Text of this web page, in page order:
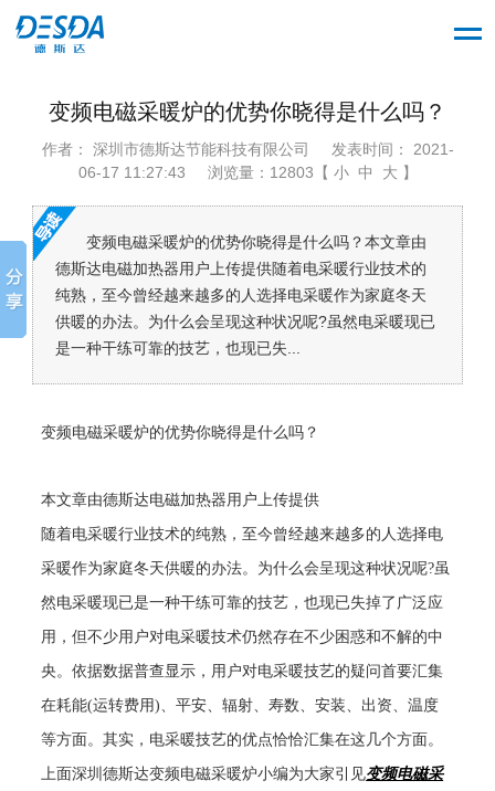
变频电磁采暖炉的优势你晓得是什么吗？
作者： 深圳市德斯达节能科技有限公司
发表时间： 2021-
06-17 11:27:43
浏览量：12803【 小 中 大 】
变频电磁采暖炉的优势你晓得是什么吗？本文章由
德斯达电磁加热器用户上传提供随着电采暖行业技术的
纯熟，至今曾经越来越多的人选择电采暖作为家庭冬天
供暖的办法。为什么会呈现这种状况呢?虽然电采暖现已
是一种干练可靠的技艺，也现已失...
变频电磁采暖炉的优势你晓得是什么吗？
本文章由德斯达电磁加热器用户上传提供
随着电采暖行业技术的纯熟，至今曾经越来越多的人选择电
采暖作为家庭冬天供暖的办法。为什么会呈现这种状况呢?虽
然电采暖现已是一种干练可靠的技艺，也现已失掉了广泛应
用，但不少用户对电采暖技术仍然存在不少困惑和不解的中
央。依据数据普查显示，用户对电采暖技艺的疑问首要汇集
在耗能(运转费用)、平安、辐射、寿数、安装、出资、温度
等方面。其实，电采暖技艺的优点恰恰汇集在这几个方面。
上面深圳德斯达变频电磁采暖炉小编为大家引见变频电磁采